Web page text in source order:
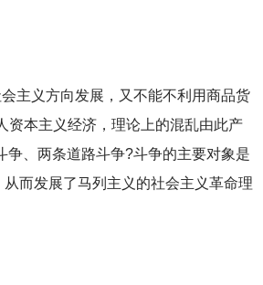
主义方向发展，又不能不利用商品货
资本主义经济，理论上的混乱由此产
争、两条道路斗争?斗争的主要对象是
而发展了马列主义的社会主义革命理